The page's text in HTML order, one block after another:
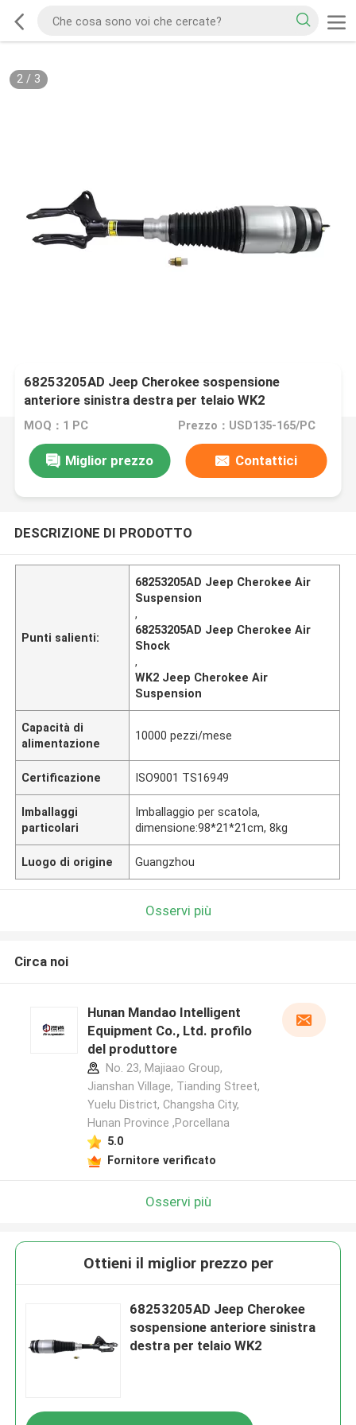
2/ 3
68253205AD Jeep Cherokee sospensione
anteriore sinistra destra per telaio WK2
MOQ：1 PC Prezzo：USD135-165/PC
Miglior prezzo Contattici
DESCRIZIONE DI PRODOTTO
Punti salienti:
68253205AD Jeep Cherokee Air
Suspension
,
68253205AD Jeep Cherokee Air
Shock
,
WK2 Jeep Cherokee Air
Suspension
Capacità di
alimentazione
10000 pezzi/mese
Certificazione ISO9001 TS16949
Imballaggi
particolari
Imballaggio per scatola,
dimensione:98*21*21cm, 8kg
Luogo di origine Guangzhou
Osservi più
Circa noi
Hunan Mandao Intelligent
Equipment Co., Ltd. profilo
del produttore
No. 23, Majiaao Group,
Jianshan Village, Tianding Street,
Yuelu District, Changsha City,
Hunan Province ,Porcellana
5.0
Fornitore verificato
Osservi più
Ottieni il miglior prezzo per
68253205AD Jeep Cherokee
sospensione anteriore sinistra
destra per telaio WK2